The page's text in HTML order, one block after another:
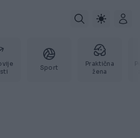
Sport
Praktična
žena